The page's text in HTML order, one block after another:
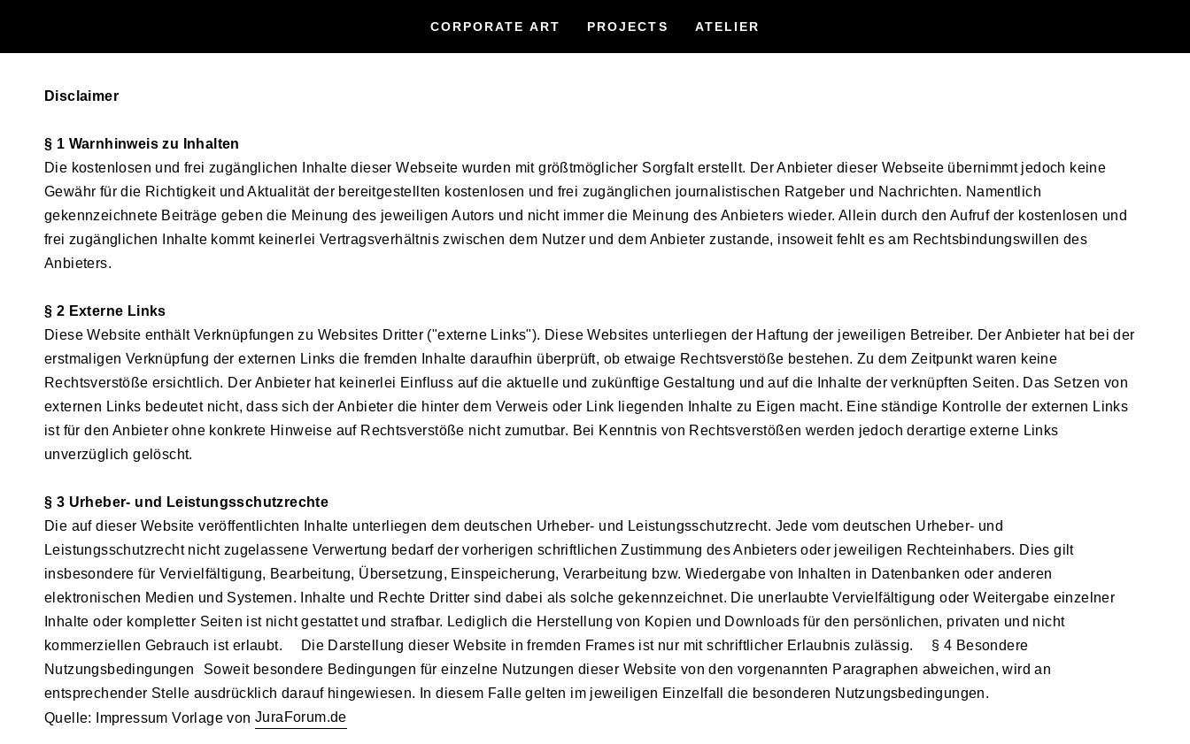
CORPORATE ART PROJECTS ATELIER
Disclaimer
§ 1 Warnhinweis zu Inhalten
Die kostenlosen und frei zugänglichen Inhalte dieser Webseite wurden mit größtmöglicher Sorgfalt erstellt. Der Anbieter dieser Webseite übernimmt jedoch keine
Gewähr für die Richtigkeit und Aktualität der bereitgestellten kostenlosen und frei zugänglichen journalistischen Ratgeber und Nachrichten. Namentlich
gekennzeichnete Beiträge geben die Meinung des jeweiligen Autors und nicht immer die Meinung des Anbieters wieder. Allein durch den Aufruf der kostenlosen und
frei zugänglichen Inhalte kommt keinerlei Vertragsverhältnis zwischen dem Nutzer und dem Anbieter zustande, insoweit fehlt es am Rechtsbindungswillen des
Anbieters.
§ 2 Externe Links
Diese Website enthält Verknüpfungen zu Websites Dritter ("externe Links"). Diese Websites unterliegen der Haftung der jeweiligen Betreiber. Der Anbieter hat bei der
erstmaligen Verknüpfung der externen Links die fremden Inhalte daraufhin überprüft, ob etwaige Rechtsverstöße bestehen. Zu dem Zeitpunkt waren keine
Rechtsverstöße ersichtlich. Der Anbieter hat keinerlei Einfluss auf die aktuelle und zukünftige Gestaltung und auf die Inhalte der verknüpften Seiten. Das Setzen von
externen Links bedeutet nicht, dass sich der Anbieter die hinter dem Verweis oder Link liegenden Inhalte zu Eigen macht. Eine ständige Kontrolle der externen Links
ist für den Anbieter ohne konkrete Hinweise auf Rechtsverstöße nicht zumutbar. Bei Kenntnis von Rechtsverstößen werden jedoch derartige externe Links
unverzüglich gelöscht.
§ 3 Urheber- und Leistungsschutzrechte
Die auf dieser Website veröffentlichten Inhalte unterliegen dem deutschen Urheber- und Leistungsschutzrecht. Jede vom deutschen Urheber- und
Leistungsschutzrecht nicht zugelassene Verwertung bedarf der vorherigen schriftlichen Zustimmung des Anbieters oder jeweiligen Rechteinhabers. Dies gilt
insbesondere für Vervielfältigung, Bearbeitung, Übersetzung, Einspeicherung, Verarbeitung bzw. Wiedergabe von Inhalten in Datenbanken oder anderen
elektronischen Medien und Systemen. Inhalte und Rechte Dritter sind dabei als solche gekennzeichnet. Die unerlaubte Vervielfältigung oder Weitergabe einzelner
Inhalte oder kompletter Seiten ist nicht gestattet und strafbar. Lediglich die Herstellung von Kopien und Downloads für den persönlichen, privaten und nicht
kommerziellen Gebrauch ist erlaubt. Die Darstellung dieser Website in fremden Frames ist nur mit schriftlicher Erlaubnis zulässig. § 4 Besondere
Nutzungsbedingungen Soweit besondere Bedingungen für einzelne Nutzungen dieser Website von den vorgenannten Paragraphen abweichen, wird an
entsprechender Stelle ausdrücklich darauf hingewiesen. In diesem Falle gelten im jeweiligen Einzelfall die besonderen Nutzungsbedingungen.
Quelle: Impressum Vorlage von JuraForum.de